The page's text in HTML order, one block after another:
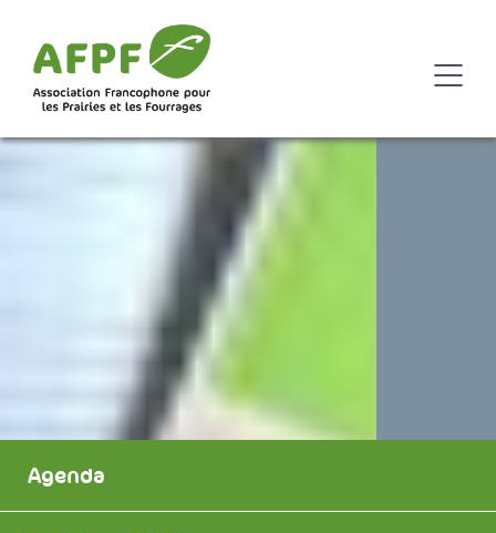
Agenda